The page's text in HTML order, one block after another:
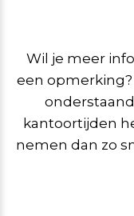
Wil je meer
een
kantoortijden
nemen dan zo